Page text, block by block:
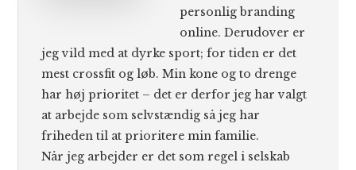
personlig branding
online. Derudover er
jeg vild med at dyrke sport; for tiden er det
mest crossfit og løb. Min kone og to drenge
har høj prioritet – det er derfor jeg har valgt
at arbejde som selvstændig så jeg har
friheden til at prioritere min familie.
Når jeg arbejder er det som regel i selskab